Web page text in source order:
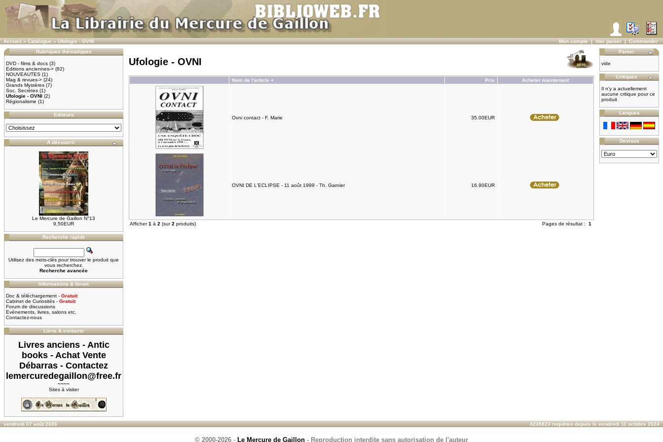
Accueil»Catalogue»Ufologie - OVNI Mon compte|Voir panier|Commander
Rubriques thématiques
DVD - films & docs (3)
Editions anciennes-> (82)
NOUVEAUTES (1)
Mag & revues-> (24)
Grands Mystères (7)
Soc. Secrètes (1)
Ufologie - OVNI (2)
Régionalisme (1)
Editeurs
A découvrir
Le Mercure de Gaillon N°13
9.50EUR
Recherche rapide
Utilisez des mots-clés pour trouver le produit que
vous recherchez.
Recherche avancée
Informations & forum
Doc & téléchargement - Gratuit
Cabinet de Curiosités - Gratuit
Forum de discussions
Evènements, livres, salons etc.
Contactez-nous
Liens & contacts
Livres anciens - Antic
books - Achat Vente
Débarras - Contactez
lemercuredegaillon@free.fr
~~~~
Sites à visiter
Ufologie - OVNI
Nom de l'article + Prix Acheter maintenant
Ovni contact - F. Marie 35.00EUR
OVNI DE L'ECLIPSE - 11 août 1999 - Th. Garnier 16.90EUR
Afficher1 à 2 (sur2 produits) Pages de résultat : 1
Panier
vide
Critiques
Il n'y a actuellement
aucune critique pour ce
produit
Langues
Devises
vendredi 07 août 2026 4235823 requêtes depuis le vendredi 11 octobre 2024
© 2000-2026 - Le Mercure de Gaillon - Reproduction interdite sans autorisation de l'auteur